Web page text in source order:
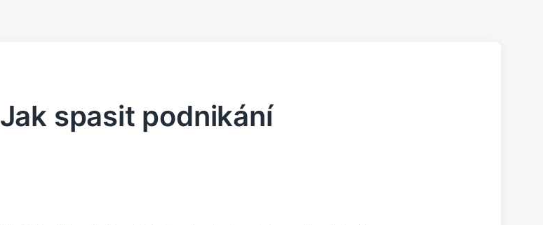
Jak spasit podnikání